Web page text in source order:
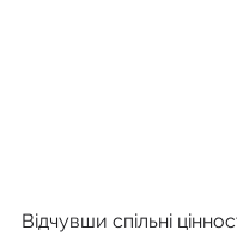
Відчувши спільні